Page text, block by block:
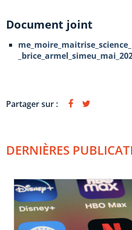
Document joint
Partager sur :
DERNIÈRES